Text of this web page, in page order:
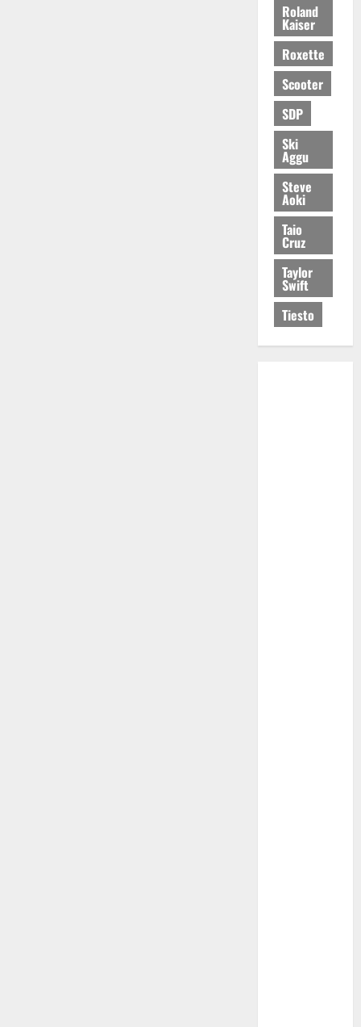
Roland
Kaiser
Roxette
Scooter
SDP
Ski
Aggu
Steve
Aoki
Taio
Cruz
Taylor
Swift
Tiesto